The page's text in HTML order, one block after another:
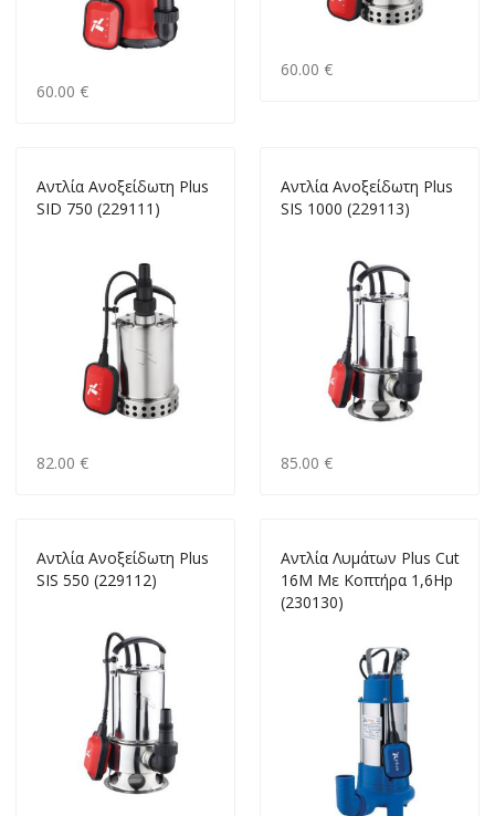
60.00 €
60.00 €
Αντλία Ανοξείδωτη Plus
SID 750 (229111)
82.00 €
Αντλία Ανοξείδωτη Plus
SIS 1000 (229113)
85.00 €
Αντλία Ανοξείδωτη Plus
SIS 550 (229112)
Αντλία Λυμάτων Plus Cut
16M Mε Κοπτήρα 1,6Ηp
(230130)